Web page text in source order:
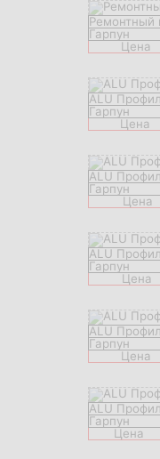
Ремонтный
Гарпун
Цена
ALU
Гарпун
Цена
ALU
Гарпун
Цена
ALU
Гарпун
Цена
ALU
Гарпун
Цена
ALU
Гарпун
Цена